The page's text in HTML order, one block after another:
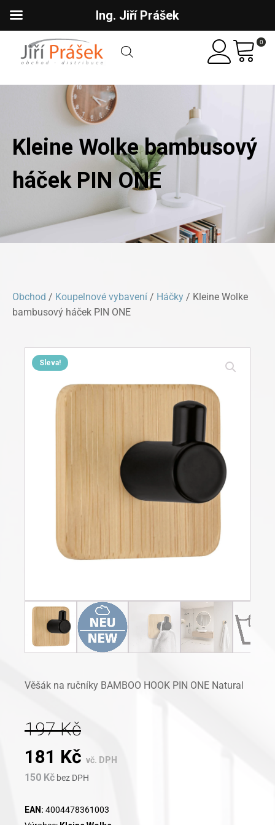
0
Kleine Wolke bambusový
háček PIN ONE
Obchod / Koupelnové vybavení / Háčky / Kleine Wolke
bambusový háček PIN ONE
Sleva!
Věšák na ručníky BAMBOO HOOK PIN ONE Natural
197Kč
Original
price
was:
181 Kč Current
price
is:
vč. DPH
150 Kč bez DPH
EAN: 4004478361003
Ing. Jiří Prášek